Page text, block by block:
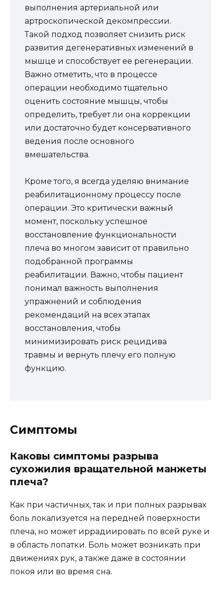
выполнения артериальной или
артроскопической декомпрессии.
Такой подход позволяет снизить риск
развития дегенеративных изменений в
мышце и способствует ее регенерации.
Важно отметить, что в процессе
операции необходимо тщательно
оценить состояние мышцы, чтобы
определить, требует ли она коррекции
или достаточно будет консервативного
ведения после основного
вмешательства.
Кроме того, я всегда уделяю внимание
реабилитационному процессу после
операции. Это критически важный
момент, поскольку успешное
восстановление функциональности
плеча во многом зависит от правильно
подобранной программы
реабилитации. Важно, чтобы пациент
понимал важность выполнения
упражнений и соблюдения
рекомендаций на всех этапах
восстановления, чтобы
минимизировать риск рецидива
травмы и вернуть плечу его полную
функцию.
Симптомы
Каковы симптомы разрыва
сухожилия вращательной манжеты
плеча?
Как при частичных, так и при полных разрывах
боль локализуется на передней поверхности
плеча, но может иррадиировать по всей руке и
в область лопатки. Боль может возникать при
движениях рук, а также даже в состоянии
покоя или во время сна.